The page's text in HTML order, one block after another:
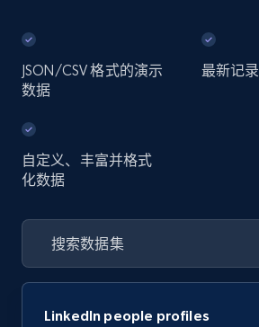
JSON/CSV 格式的演示
数据
最新记录
自定义、丰富并格式
化数据
LinkedIn people profiles